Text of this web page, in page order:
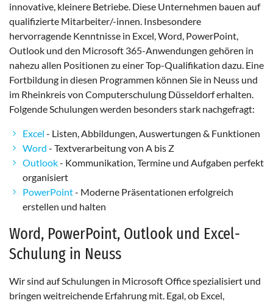
innovative, kleinere Betriebe. Diese Unternehmen bauen auf
qualifizierte Mitarbeiter/-innen. Insbesondere
hervorragende Kenntnisse in Excel, Word, PowerPoint,
Outlook und den Microsoft 365-Anwendungen gehören in
nahezu allen Positionen zu einer Top-Qualifikation dazu. Eine
Fortbildung in diesen Programmen können Sie in Neuss und
im Rheinkreis von Computerschulung Düsseldorf erhalten.
Folgende Schulungen werden besonders stark nachgefragt:
Excel - Listen, Abbildungen, Auswertungen & Funktionen
Word - Textverarbeitung von A bis Z
Outlook- Kommunikation, Termine und Aufgaben perfekt
organisiert
PowerPoint- Moderne Präsentationen erfolgreich
erstellen und halten
Word, PowerPoint, Outlook und Excel-
Schulung in Neuss
Wir sind auf Schulungen in Microsoft Office spezialisiert und
bringen weitreichende Erfahrung mit. Egal, ob Excel,
STATISTIK
Statistik Cookies erfassen Informationen anonym.
Diese Informationen helfen uns zu verstehen, wie
unsere Besucher unsere Website nutzen.
Google Analytics
Name:
Anbieter:
Google LLC
Zweck:
Erhebung von Statistiken zur Website-Nutzung
24 Stunden - 2 Jahre
EXTERNE MEDIEN
Um Inhalte von Videoplattformen und Social Media